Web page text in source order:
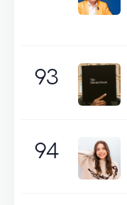
93
94